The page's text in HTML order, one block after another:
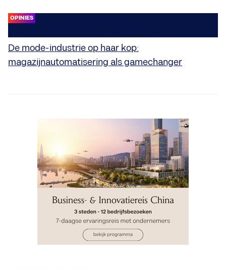
OPINIES
De mode-industrie op haar kop:
magazijnautomatisering als gamechanger